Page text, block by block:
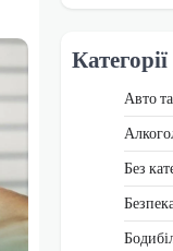
Категорії
Авто
Без